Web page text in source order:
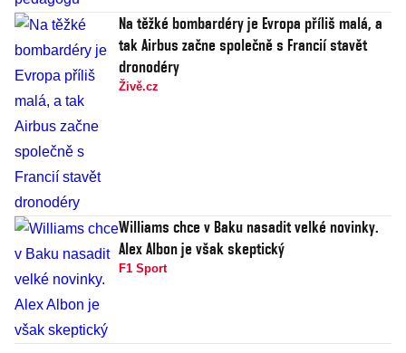
Na těžké bombardéry je Evropa příliš malá, a
tak Airbus začne společně s Francií stavět
dronodéry
Živě.cz
Williams chce v Baku nasadit velké novinky.
Alex Albon je však skeptický
F1 Sport